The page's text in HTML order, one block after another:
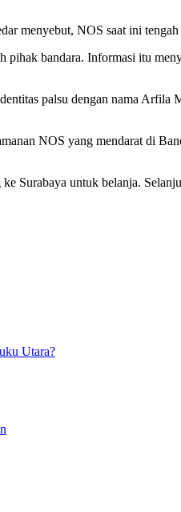
menyebut, NOS saat ini
bandara. Informasi itu
palsu dengan nama
NOS yang mendarat di
Surabaya untuk belanja.
Utara?